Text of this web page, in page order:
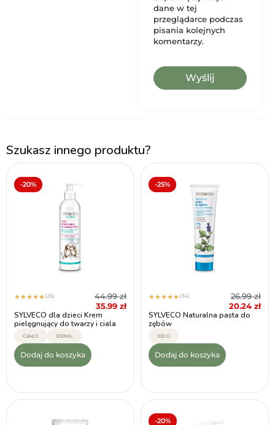
dane w tej
przeglądarce podczas
pisania kolejnych
komentarzy.
Szukasz innego produktu?
-20%
★★★★★(26) 44.99zł
35.99 zł
SYLVECO dla dzieci Krem
pielęgnujący do twarzy i ciala
CIAŁO 300ML
Dodaj do koszyka
-25%
★★★★★(34) 26.99zł
20.24 zł
SYLVECO Naturalna pasta do
zębów
100 G
Dodaj do koszyka
-20%